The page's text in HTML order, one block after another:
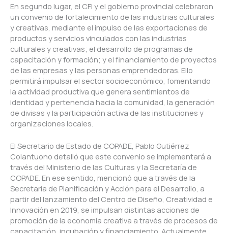
En segundo lugar, el CFI y el gobierno provincial celebraron
un convenio de fortalecimiento de las industrias culturales
y creativas, mediante el impulso de las exportaciones de
productos y servicios vinculados con las industrias
culturales y creativas; el desarrollo de programas de
capacitación y formación; y el financiamiento de proyectos
de las empresas y las personas emprendedoras. Ello
permitirá impulsar el sector socioeconómico, fomentando
la actividad productiva que genera sentimientos de
identidad y pertenencia hacia la comunidad, la generación
de divisas y la participación activa de las instituciones y
organizaciones locales.
El Secretario de Estado de COPADE, Pablo Gutiérrez
Colantuono detalló que este convenio se implementará a
través del Ministerio de las Culturas y la Secretaría de
COPADE. En ese sentido, mencionó que a través de la
Secretaría de Planificación y Acción para el Desarrollo, a
partir del lanzamiento del Centro de Diseño, Creatividad e
Innovación en 2019, se impulsan distintas acciones de
promoción de la economía creativa a través de procesos de